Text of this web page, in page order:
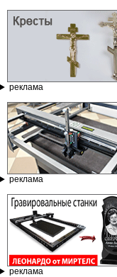
реклама
реклама
реклама